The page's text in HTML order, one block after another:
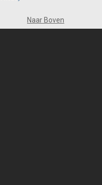
Naar Boven